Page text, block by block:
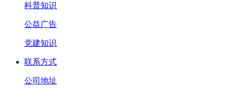
科普知识
公益广告
党建知识
联系方式
公司地址